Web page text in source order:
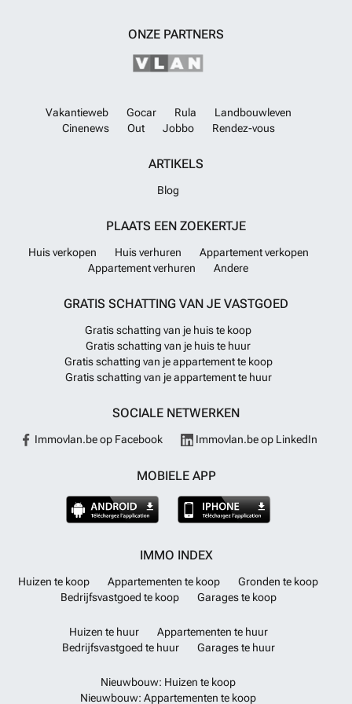
staatsziekenhuis van Bodrum (13 km) en het stadscentrum van
km) zorgt bovendien voor uitstekende bereikbaarheid. Deze villa wordt
RBW13931.Meer weten?
ONZE PARTNERS
Vakantieweb Gocar Rula
Landbouwleven
Cinenews
Out Jobbo Rendez-vous
ARTIKELS
Blog
PLAATS EEN ZOEKERTJE
Huis verkopen Huis verhuren
Appartement verkopen
Appartement verhuren
Andere
GRATIS SCHATTING VAN JE VASTGOED
Gratis schatting van je huis te koop
Gratis schatting van je huis te huur
Gratis schatting van je appartement te koop
Gratis schatting van je appartement te huur
SOCIALE NETWERKEN
Immovlan.be op Facebook Immovlan.be op LinkedIn
MOBIELE APP
IMMO INDEX
Huizen te koop Appartementen te koop
Gronden te koop
Bedrijfsvastgoed te koop
Garages te koop
Huizen te huur
Appartementen te huur
Bedrijfsvastgoed te huur
Garages te huur
Nieuwbouw: Huizen te koop
Nieuwbouw: Appartementen te koop